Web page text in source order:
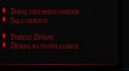
Dodaj usprawiedliwienie
Sala chorych
Pobierz Devanę
Devana na przeglądarce